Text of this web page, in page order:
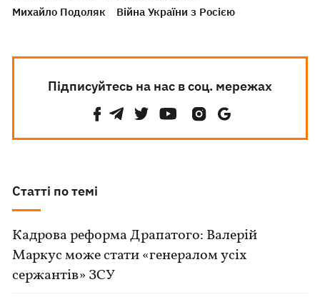
Михайло Подоляк
Війна України з Росією
Підписуйтесь на нас в соц. мережах
Статті по темі
Кадрова реформа Драпатого: Валерій
Маркус може стати «генералом усіх
сержантів» ЗСУ